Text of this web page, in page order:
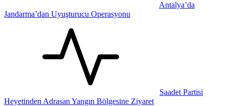
Antalya’da
Jandarma’dan Uyuşturucu Operasyonu
Saadet Partisi
Heyetinden Adrasan Yangın Bölgesine Ziyaret